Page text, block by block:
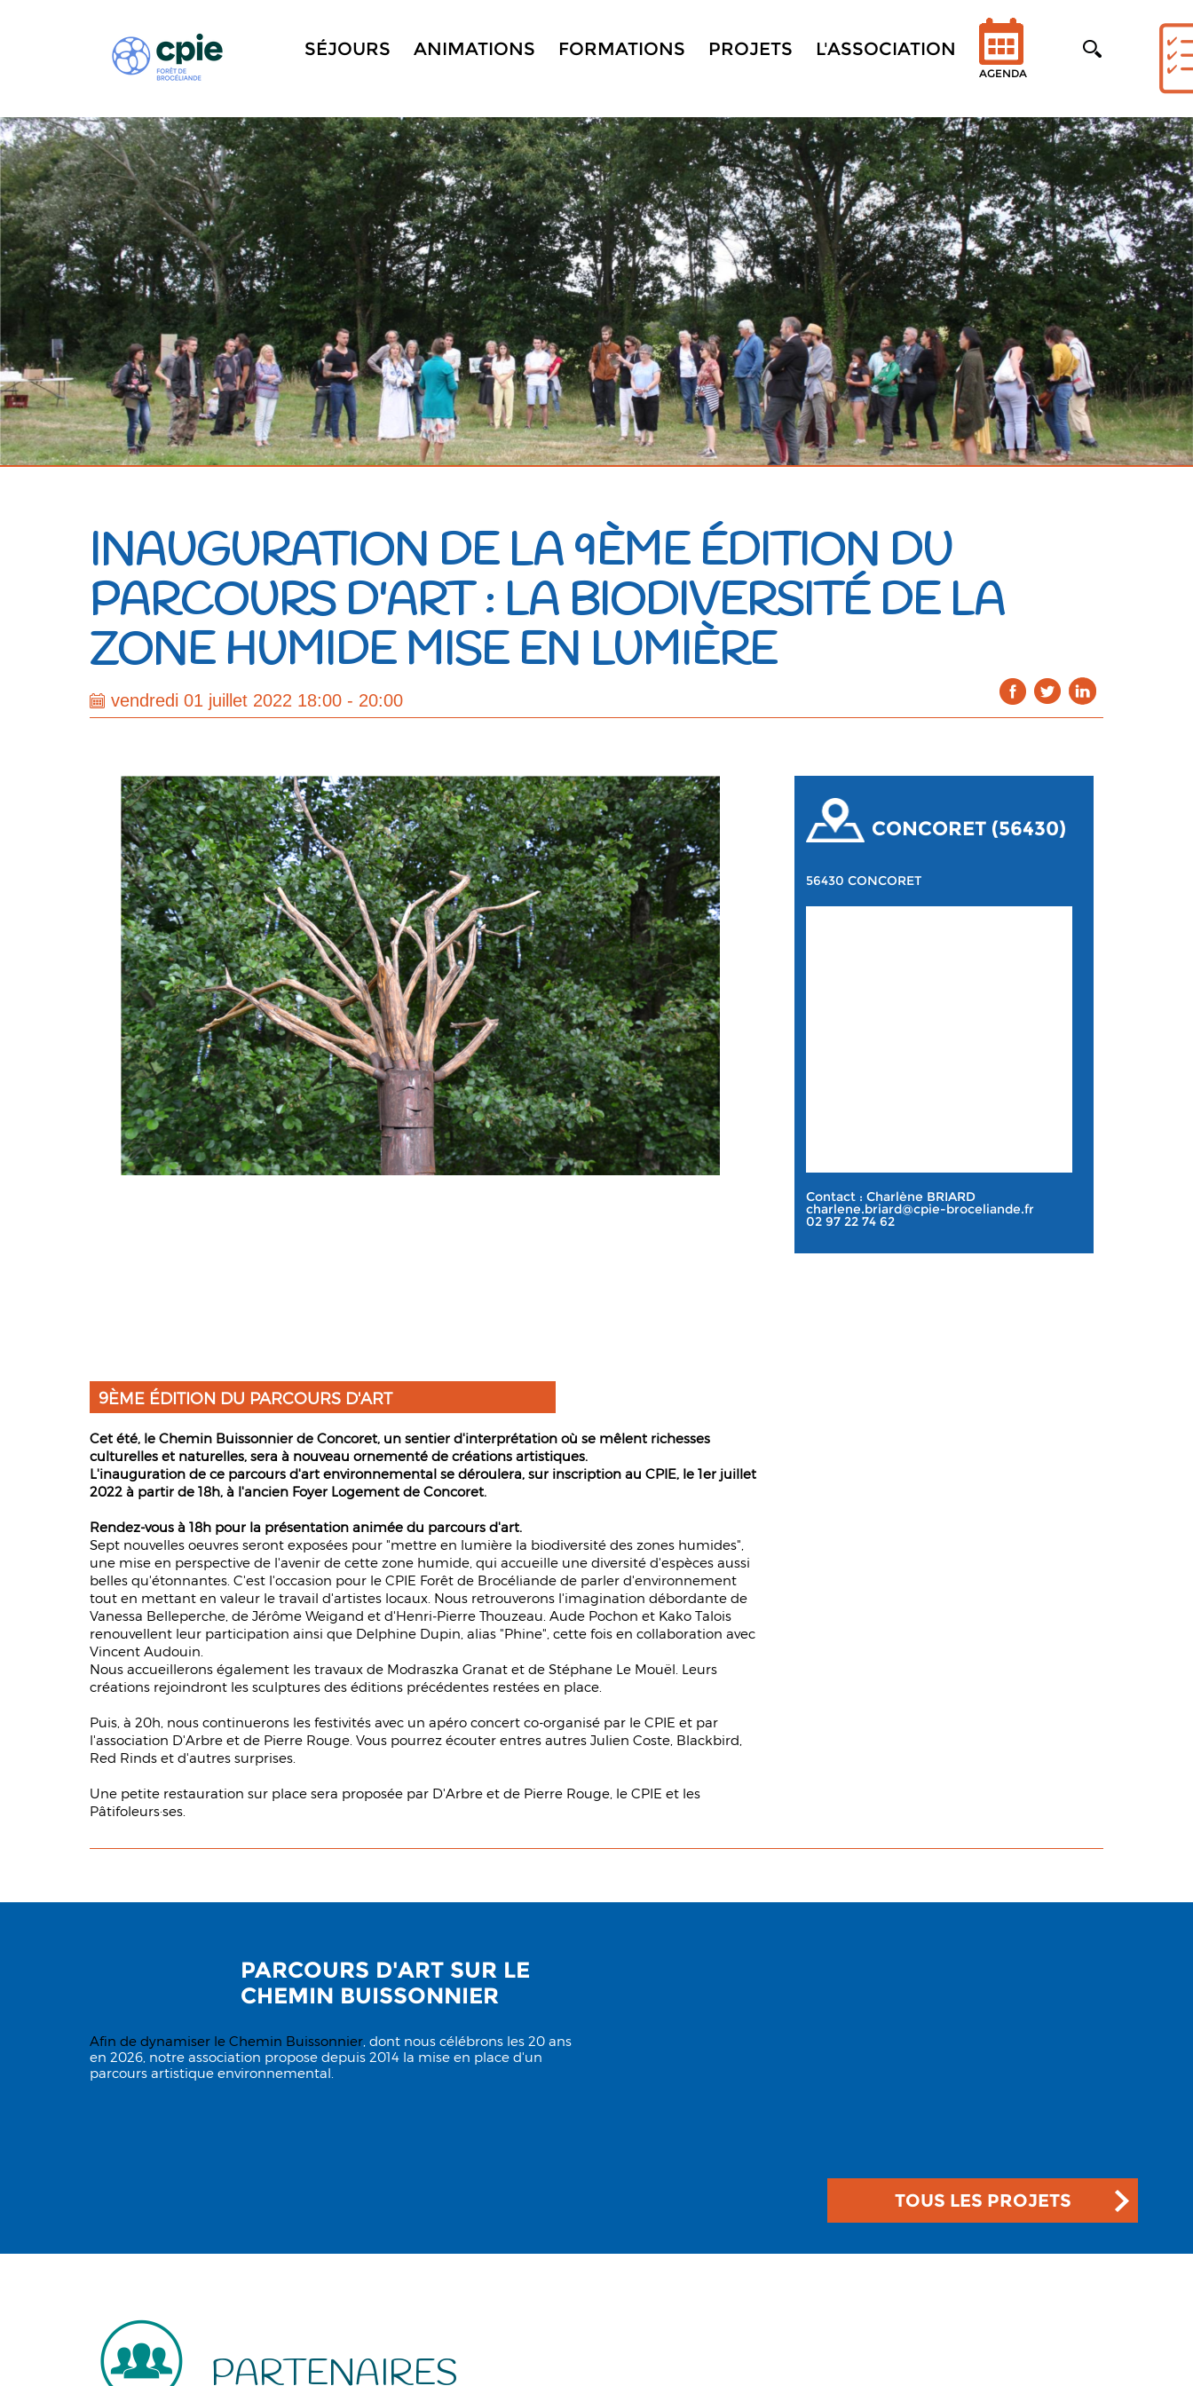
SÉJOURS ANIMATIONS FORMATIONS PROJETS L'ASSOCIATION
AGENDA
INAUGURATION DE LA 9ÈME ÉDITION DU
PARCOURS D'ART : LA BIODIVERSITÉ DE LA
ZONE HUMIDE MISE EN LUMIÈRE
vendredi 01 juillet 2022 18:00 - 20:00
CONCORET (56430)
56430 CONCORET
Contact : Charlène BRIARD
charlene.briard@cpie-broceliande.fr
02 97 22 74 62
9ÈME ÉDITION DU PARCOURS D'ART
Cet été, le Chemin Buissonnier de Concoret, un sentier d'interprétation où se mêlent richesses
culturelles et naturelles, sera à nouveau ornementé de créations artistiques.
L'inauguration de ce parcours d'art environnemental se déroulera, sur inscription au CPIE, le 1er juillet
2022 à partir de 18h, à l'ancien Foyer Logement de Concoret.
Rendez-vous à 18h pour la présentation animée du parcours d'art.
Sept nouvelles oeuvres seront exposées pour "mettre en lumière la biodiversité des zones humides",
une mise en perspective de l'avenir de cette zone humide, qui accueille une diversité d'espèces aussi
belles qu'étonnantes. C'est l'occasion pour le CPIE Forêt de Brocéliande de parler d'environnement
tout en mettant en valeur le travail d'artistes locaux. Nous retrouverons l'imagination débordante de
Vanessa Belleperche, de Jérôme Weigand et d'Henri-Pierre Thouzeau. Aude Pochon et Kako Talois
renouvellent leur participation ainsi que Delphine Dupin, alias "Phine", cette fois en collaboration avec
Vincent Audouin.
Nous accueillerons également les travaux de Modraszka Granat et de Stéphane Le Mouël. Leurs
créations rejoindront les sculptures des éditions précédentes restées en place.
Puis, à 20h, nous continuerons les festivités avec un apéro concert co-organisé par le CPIE et par
l'association D'Arbre et de Pierre Rouge. Vous pourrez écouter entres autres Julien Coste, Blackbird,
Red Rinds et d'autres surprises.
Une petite restauration sur place sera proposée par D'Arbre et de Pierre Rouge, le CPIE et les
Pâtifoleurs·ses.
PARCOURS D'ART SUR LE
CHEMIN BUISSONNIER
Afin de dynamiser leChemin Buissonnier , dont nous célébrons les 20 ans
en 2026, notre association propose depuis 2014 la mise en place d'un
parcours artistique environnemental.
TOUS LES PROJETS
PARTENAIRES